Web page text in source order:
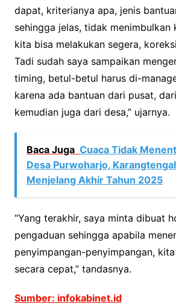
dapat, kriterianya apa, jenis
sehingga jelas, tidak menimbulkan
kita bisa melakukan segera,
Tadi sudah saya sampaikan
timing, betul-betul harus di-
karena ada bantuan dari pusat,
kemudian juga dari desa,” ujarnya.
Baca Juga Cuaca Tidak
Desa Purwoharjo,
Menjelang Akhir Tahun 2025
“Yang terakhir, saya minta dibuat
pengaduan sehingga apabila
penyimpangan-penyimpangan,
secara cepat,” tandasnya.
Sumber: infokabinet.id